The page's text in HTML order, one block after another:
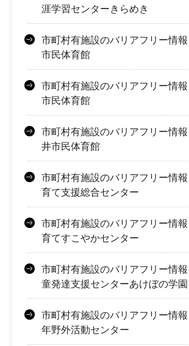
涯学習センターきらめき
市町村有施設のバリアフリー情
市民体育館
市町村有施設のバリアフリー情
市民体育館
市町村有施設のバリアフリー情
井市民体育館
市町村有施設のバリアフリー情
育て支援総合センター
市町村有施設のバリアフリー情
育てすこやかセンター
市町村有施設のバリアフリー情
童発達支援センターあけぼの学園
市町村有施設のバリアフリー情
年野外活動センター